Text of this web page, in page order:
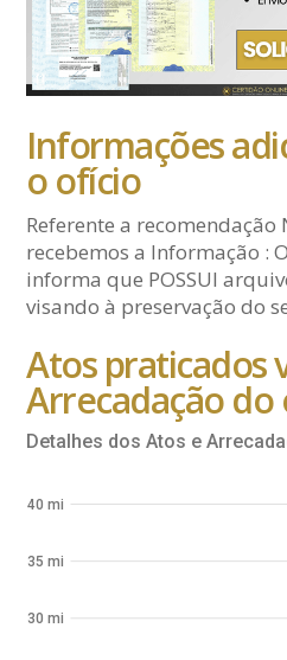
Informações
o ofício
Referente a recomendação
recebemos a Informação :
informa que POSSUI
visando à preservação do
Atos praticados
Arrecadação do
Detalhes dos Atos e
30 mi
35 mi
40 mi